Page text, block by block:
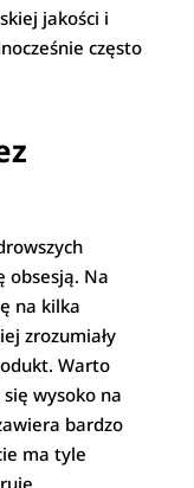
jakości i
często
obsesją. Na
na kilka
zrozumiały
Warto
wysoko na
bardzo
ma tyle